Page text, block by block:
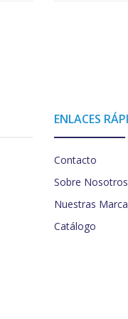
ENLACES
Contacto
Sobre Nosotros
Nuestras
Catálogo